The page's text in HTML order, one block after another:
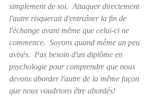
simplement de soi.  Attaquer directement
l'autre risquerait d'entraîner la fin de
l'échange avant même que celui-ci ne
commence.  Soyons quand même un peu
avisés.  Pas besoin d'un diplôme en
psychologie pour comprendre que nous
devons aborder l'autre de la même façon
que nous voudrions être abordés!